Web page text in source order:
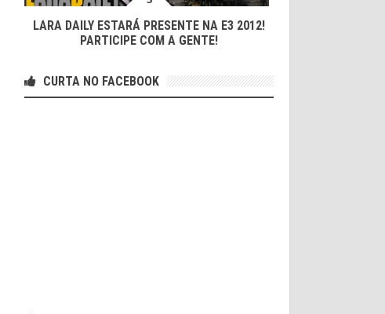
LARA DAILY ESTARÁ PRESENTE NA E3 2012!
PARTICIPE COM A GENTE!
CURTA NO FACEBOOK